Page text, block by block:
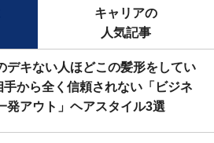
キャリアの
人気記事
デキない人ほどこの髪形をしてい
手から全く信頼されない「ビジネ
発アウト」ヘアスタイル3選